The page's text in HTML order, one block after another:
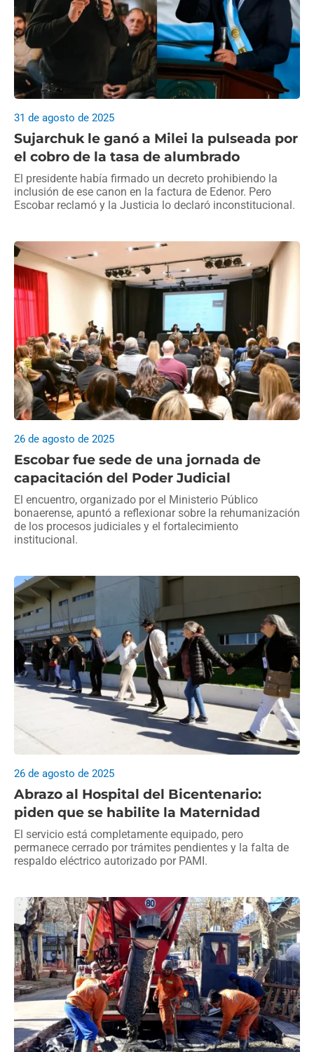
Sujarchuk le ganó a Milei la pulseada por
el cobro de la tasa de alumbrado
31 de agosto de 2025
El presidente había firmado un decreto prohibiendo la
inclusión de ese canon en la factura de Edenor. Pero
Escobar reclamó y la Justicia lo declaró inconstitucional.
Escobar fue sede de una jornada de
capacitación del Poder Judicial
26 de agosto de 2025
El encuentro, organizado por el Ministerio Público
bonaerense, apuntó a reflexionar sobre la rehumanización
de los procesos judiciales y el fortalecimiento
institucional.
Abrazo al Hospital del Bicentenario:
piden que se habilite la Maternidad
26 de agosto de 2025
El servicio está completamente equipado, pero
permanece cerrado por trámites pendientes y la falta de
respaldo eléctrico autorizado por PAMI.